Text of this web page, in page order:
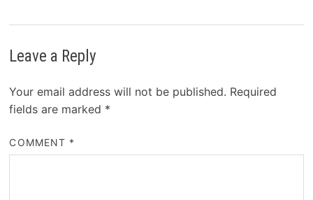
Leave a Reply
Your email address will not be published. Required
fields are marked *
COMMENT *